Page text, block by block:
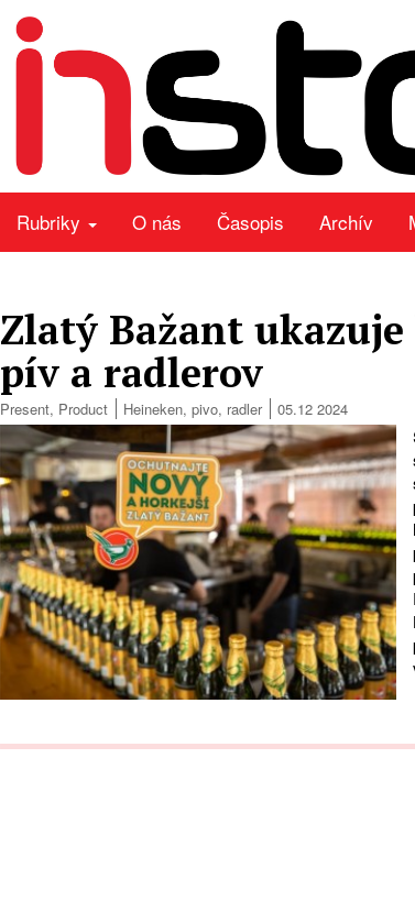
Rubriky O nás Časopis Archív
Zlatý Bažant
pív a radlerov
Present, Product Heineken, pivo, radler 05.12 2024